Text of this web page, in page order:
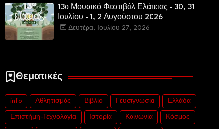
13ο Μουσικό Φεστιβάλ Ελάτειας - 30, 31
Ιουλίου - 1, 2 Αυγούστου 2026
Δευτέρα, Ιουλίου 27, 2026
Θεματικές
info Αθλητισμός Βιβλίο Γευσιγνωσία Ελλάδα
Επιστήμη-Τεχνολογία Ιστορία Κοινωνία Κόσμος